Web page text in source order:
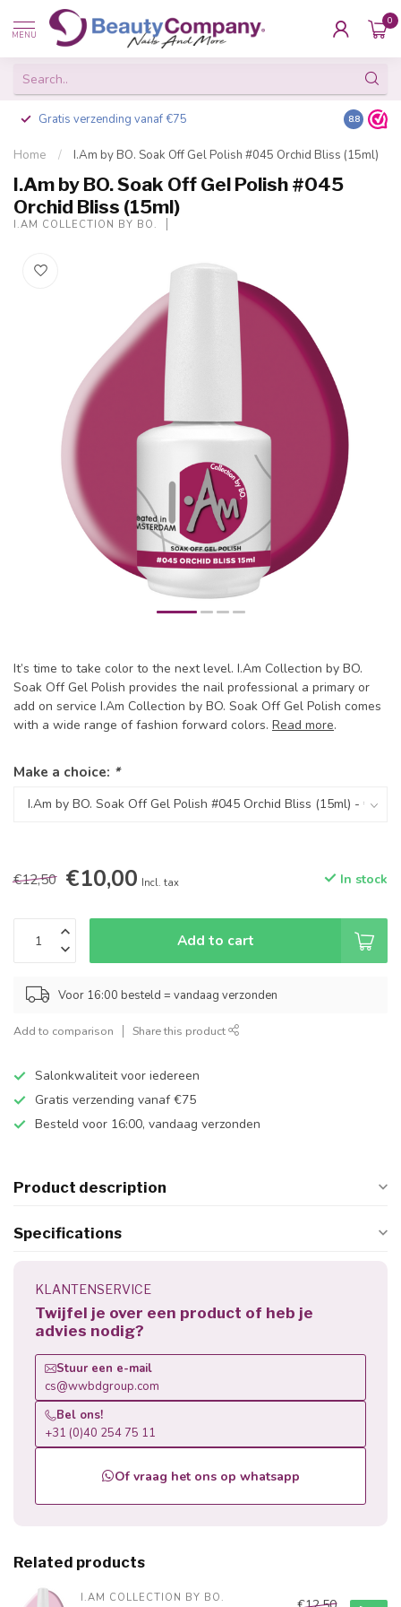
MENU
0
Gratis verzending vanaf €75 Besteld
8.8
Home / I.Am by BO. Soak Off Gel Polish #045 Orchid Bliss (15ml)
I.Am by BO. Soak Off Gel Polish #045
Orchid Bliss (15ml)
I.AM COLLECTION BY BO.
It’s time to take color to the next level. I.Am Collection by BO.
Soak Off Gel Polish provides the nail professional a primary or
add on service I.Am Collection by BO. Soak Off Gel Polish comes
with a wide range of fashion forward colors. Read more.
Make a choice: *
€12,50 €10,00 Incl. tax In stock
Add to cart
Voor 16:00 besteld = vandaag verzonden
Add to comparison Share this product
Salonkwaliteit voor iedereen
Gratis verzending vanaf €75
Besteld voor 16:00, vandaag verzonden
Product description
Specifications
KLANTENSERVICE
Twijfel je over een product of heb je
advies nodig?
Stuur een e-mail
cs@wwbdgroup.com
Bel ons!
+31 (0)40 254 75 11
Of vraag het ons op whatsapp
Related products
I.AM COLLECTION BY BO.